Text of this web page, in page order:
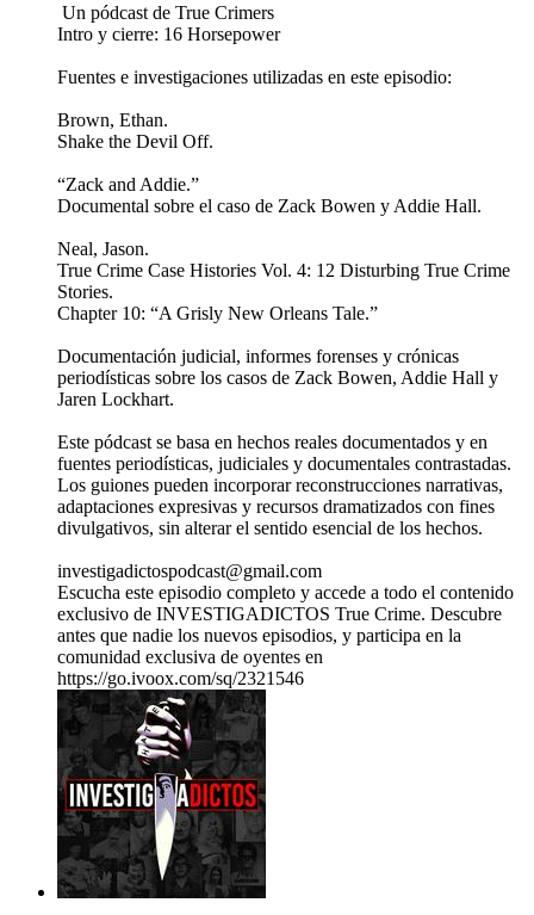
️ Un pódcast de True Crimers
Intro y cierre: 16 Horsepower
Fuentes e investigaciones utilizadas en este episodio:
Brown, Ethan.
Shake the Devil Off.
“Zack and Addie.”
Documental sobre el caso de Zack Bowen y Addie Hall.
Neal, Jason.
True Crime Case Histories Vol. 4: 12 Disturbing True Crime
Stories.
Chapter 10: “A Grisly New Orleans Tale.”
Documentación judicial, informes forenses y crónicas
periodísticas sobre los casos de Zack Bowen, Addie Hall y
Jaren Lockhart.
Este pódcast se basa en hechos reales documentados y en
fuentes periodísticas, judiciales y documentales contrastadas.
Los guiones pueden incorporar reconstrucciones narrativas,
adaptaciones expresivas y recursos dramatizados con fines
divulgativos, sin alterar el sentido esencial de los hechos.
investigadictospodcast@gmail.com
Escucha este episodio completo y accede a todo el contenido
exclusivo de INVESTIGADICTOS True Crime. Descubre
antes que nadie los nuevos episodios, y participa en la
comunidad exclusiva de oyentes en
https://go.ivoox.com/sq/2321546